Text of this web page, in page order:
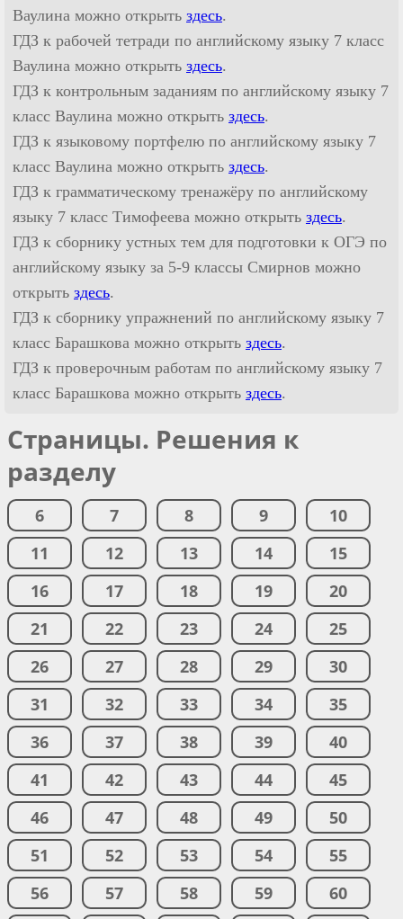
Ваулина можно открыть здесь.
ГДЗ к рабочей тетради по английскому языку 7 класс
Ваулина можно открыть здесь.
ГДЗ к контрольным заданиям по английскому языку 7
класс Ваулина можно открыть здесь.
ГДЗ к языковому портфелю по английскому языку 7
класс Ваулина можно открыть здесь.
ГДЗ к грамматическому тренажёру по английскому
языку 7 класс Тимофеева можно открыть здесь.
ГДЗ к сборнику устных тем для подготовки к ОГЭ по
английскому языку за 5-9 классы Смирнов можно
открыть здесь.
ГДЗ к сборнику упражнений по английскому языку 7
класс Барашкова можно открыть здесь.
ГДЗ к проверочным работам по английскому языку 7
класс Барашкова можно открыть здесь.
Страницы. Решения к
разделу
6 7 8 9
10
11
12 13 14
15
16
17 18 19
20
21
22 23 24
25
26
27 28 29
30
31
32 33 34
35
36
37 38 39
40
41
42 43 44
45
46
47 48 49
50
51
52 53 54
55
56
57 58 59
60